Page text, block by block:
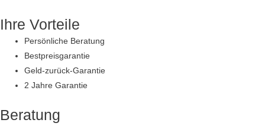
Inhalt
springen
Ihre Vorteile
Persönliche Beratung
Bestpreisgarantie
Geld-zurück-Garantie
2 Jahre Garantie
Beratung